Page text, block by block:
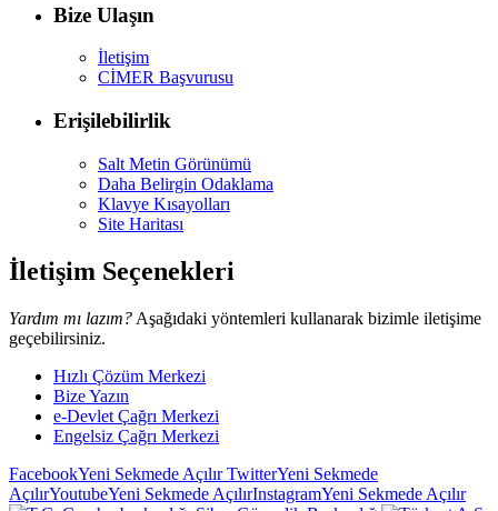
Bize Ulaşın
İletişim
CİMER Başvurusu
Erişilebilirlik
Salt Metin Görünümü
Daha Belirgin Odaklama
Klavye Kısayolları
Site Haritası
İletişim Seçenekleri
Yardım mı lazım? Aşağıdaki yöntemleri kullanarak bizimle iletişime
geçebilirsiniz.
Hızlı Çözüm Merkezi
Bize Yazın
e-Devlet Çağrı Merkezi
Engelsiz Çağrı Merkezi
FacebookYeni Sekmede AçılırTwitterYeni Sekmede
AçılırYoutubeYeni Sekmede AçılırInstagramYeni Sekmede Açılır